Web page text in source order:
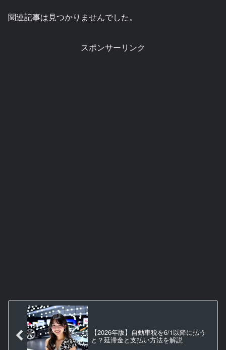
関連記事は見つかりませんでした。
スポンサーリンク
【2026年版】自動車税を6/1以降に払う
と？延滞金と支払い方法を解説